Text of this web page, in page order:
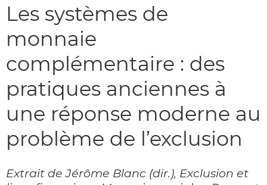
Les systèmes de
monnaie
complémentaire : des
pratiques anciennes à
une réponse moderne au
problème de l’exclusion
Extrait de Jérôme Blanc (dir.), Exclusion et